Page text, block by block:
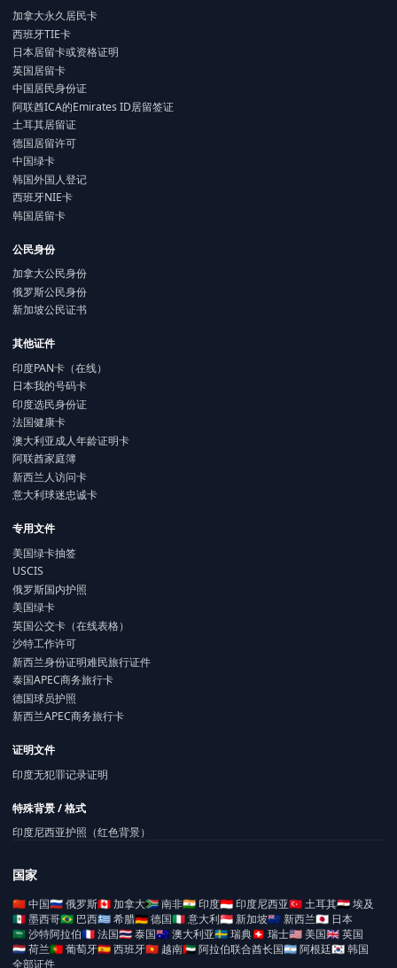
加拿大永久居民卡
西班牙TIE卡
日本居留卡或资格证明
英国居留卡
中国居民身份证
阿联酋ICA的Emirates ID居留签证
土耳其居留证
德国居留许可
中国绿卡
韩国外国人登记
西班牙NIE卡
韩国居留卡
公民身份
加拿大公民身份
俄罗斯公民身份
新加坡公民证书
其他证件
印度PAN卡（在线）
日本我的号码卡
印度选民身份证
法国健康卡
澳大利亚成人年龄证明卡
阿联酋家庭簿
新西兰人访问卡
意大利球迷忠诚卡
专用文件
美国绿卡抽签
USCIS
俄罗斯国内护照
美国绿卡
英国公交卡（在线表格）
沙特工作许可
新西兰身份证明难民旅行证件
泰国APEC商务旅行卡
德国球员护照
新西兰APEC商务旅行卡
证明文件
印度无犯罪记录证明
特殊背景 / 格式
印度尼西亚护照（红色背景）
国家
🇨🇳中国🇷🇺俄罗斯🇨🇦加拿大🇿🇦南非🇮🇳印度🇮🇩印度尼西亚🇹🇷土耳其🇪🇬埃及
🇲🇽墨西哥🇧🇷 巴西🇬🇷希腊🇩🇪德国🇮🇹意大利🇸🇬 新加坡🇳🇿 新西兰🇯🇵 日本
🇸🇦沙特阿拉伯🇫🇷法国🇹🇭泰国🇦🇺澳大利亚🇸🇪瑞典🇨🇭 瑞士🇺🇸美国🇬🇧英国
🇳🇱荷兰🇵🇹葡萄牙🇪🇸西班牙🇻🇳 越南🇦🇪阿拉伯联合酋长国🇦🇷阿根廷🇰🇷韩国
全部证件